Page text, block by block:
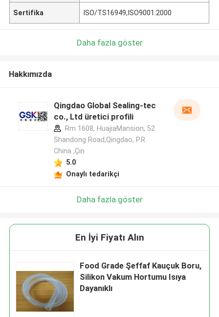
Sertifika ISO/TS16949,ISO9001:2000
Daha fazla göster
Hakkımızda
Qingdao Global Sealing-tec
co., Ltd üretici profili
Rm 1608, HuajiaMansion, 52
Shandong Road,Qingdao, P.R.
China ,Çin
5.0
Onaylı tedarikçi
Daha fazla göster
En İyi Fiyatı Alın
Food Grade Şeffaf Kauçuk Boru,
Silikon Vakum Hortumu Isıya
Dayanıklı